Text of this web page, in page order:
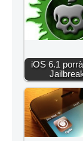
iOS 6.1